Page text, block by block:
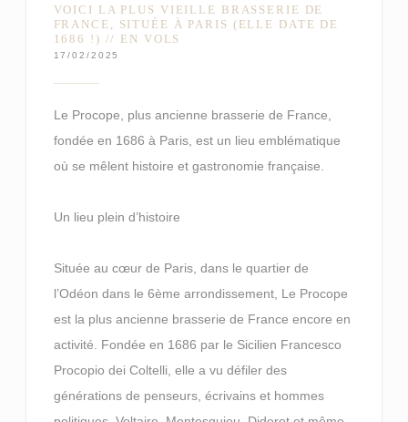
VOICI LA PLUS VIEILLE BRASSERIE DE
FRANCE, SITUÉE À PARIS (ELLE DATE DE
1686 !) // EN VOLS
17/02/2025
Le Procope, plus ancienne brasserie de France,
fondée en 1686 à Paris, est un lieu emblématique
où se mêlent histoire et gastronomie française.
Un lieu plein d’histoire
Située au cœur de Paris, dans le quartier de
l’Odéon dans le 6ème arrondissement, Le Procope
est la plus ancienne brasserie de France encore en
activité. Fondée en 1686 par le Sicilien Francesco
Procopio dei Coltelli, elle a vu défiler des
générations de penseurs, écrivains et hommes